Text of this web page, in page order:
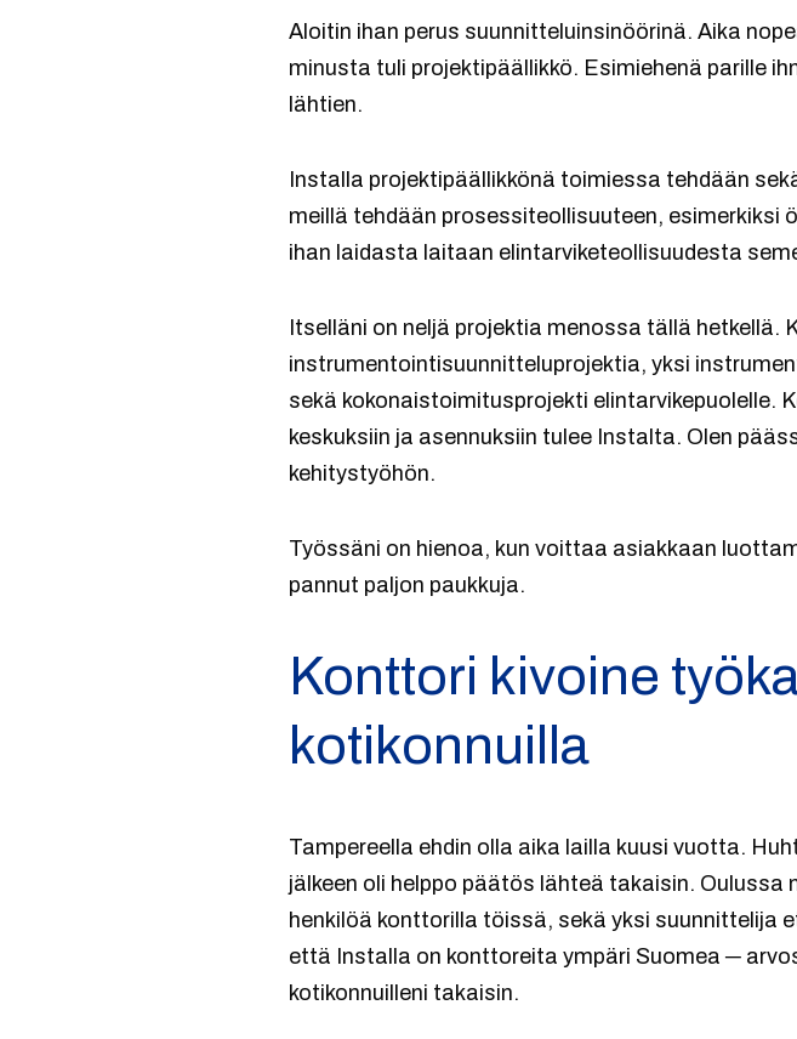
Aloitin ihan perus suunnitteluinsinöörinä. Aika
minusta tuli projektipäällikkö. Esimiehenä parille
lähtien.
Installa projektipäällikkönä toimiessa tehdään
meillä tehdään prosessiteollisuuteen, esimerkiksi
ihan laidasta laitaan elintarviketeollisuudesta
Itselläni on neljä projektia menossa tällä hetkellä.
instrumentointisuunnitteluprojektia, yksi
sekä kokonaistoimitusprojekti elintarvikepuolelle.
keskuksiin ja asennuksiin tulee Instalta. Olen
kehitystyöhön.
Työssäni on hienoa, kun voittaa asiakkaan
pannut paljon paukkuja.
Konttori kivoine
kotikonnuilla
Tampereella ehdin olla aika lailla kuusi vuotta.
jälkeen oli helppo päätös lähteä takaisin.
henkilöä konttorilla töissä, sekä yksi suunnittelija
että Installa on konttoreita ympäri Suomea ─
kotikonnuilleni takaisin.